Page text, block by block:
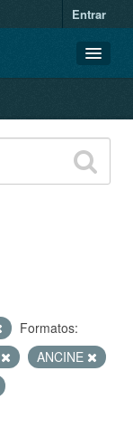
Entrar
Formatos:
ANCINE